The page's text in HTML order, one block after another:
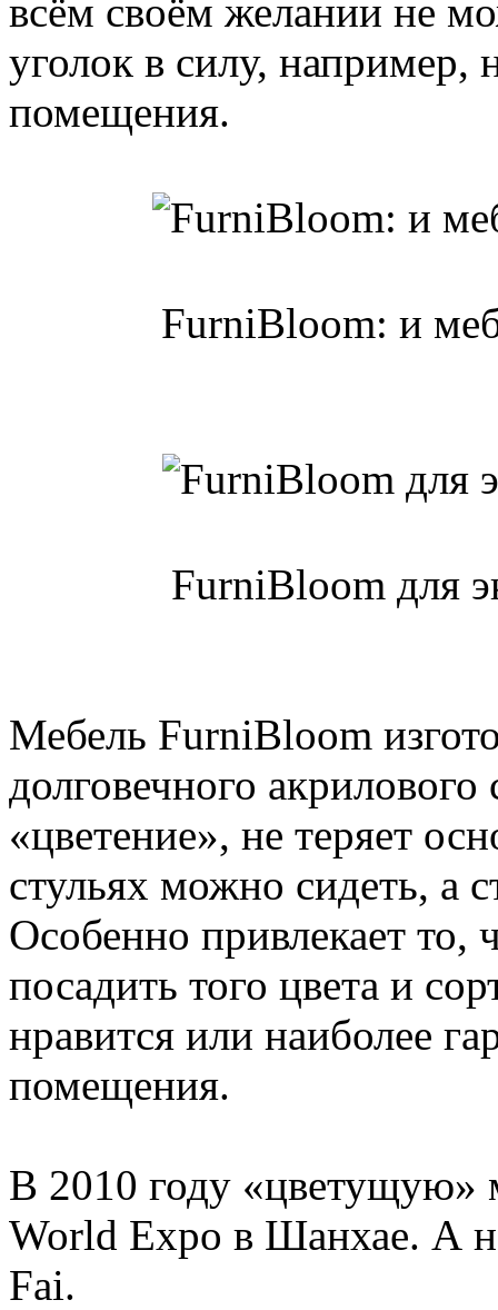
всём своём желании не
уголок в силу, например,
помещения.
FurniBloom: и
FurniBloom для
Мебель FurniBloom
долговечного
«цветение», не теряет
стульях можно сидеть, а
Особенно привлекает
посадить того цвета и
нравится или наиболее
помещения.
В 2010 году «цветущую»
World Expo в Шанхае. А
Fai.